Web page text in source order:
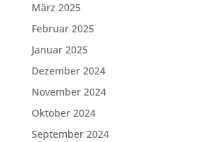
März 2025
Februar 2025
Januar 2025
Dezember 2024
November 2024
Oktober 2024
September 2024